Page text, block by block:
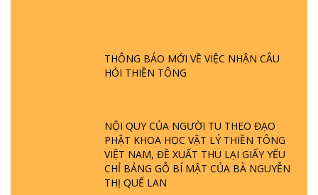
THÔNG BÁO MỚI VỀ VIỆC NHẬN CÂU
HỎI THIỀN TÔNG
NỘI QUY CỦA NGƯỜI TU THEO ĐẠO
PHẬT KHOA HỌC VẬT LÝ THIỀN TÔNG
VIỆT NAM, ĐỀ XUẤT THU LẠI GIẤY YẾU
CHỈ BẢNG GỖ BÍ MẬT CỦA BÀ NGUYỄN
THỊ QUẾ LAN
PHẬT GIỚI CÓ THỜI GIAN KHÔNG? |
TTTD
LÀ AI? QUỶ SA TĂNG? | TTTD
GIẢI ĐÁP THIỀN TÔNG ĐẶC BIỆT P22 - TẠI
SAO TRÁI ĐẤT NHIỀU THIÊN TAI - LŨ LỤT
- HỎA HOẠN | TTTD